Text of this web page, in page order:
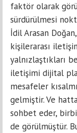
faktör olarak
sürdürülmesi
İdil Arasan
kişilerarası
yalnızlaştıkları
iletişimi dijital
mesafeler
gelmiştir. Ve
sohbet eder,
de görülmüştür.